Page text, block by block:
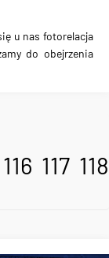
u nas fotorelacja
do obejrzenia
116 117 118